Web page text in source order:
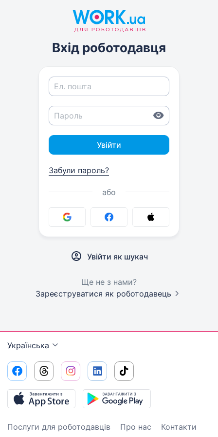
Вхід роботодавця
Увійти
Забули пароль?
або
Увійти як шукач
Ще не з нами?
Зареєструватися як роботодавець
Українська
Послуги для роботодавців Про нас
Контакти